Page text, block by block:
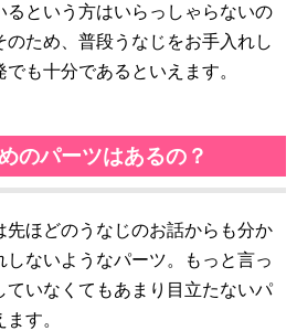
るという方はいらっしゃらないの
ため、普段うなじをお手入れし
も十分であるといえます。
のパーツはあるの？
ほどのうなじのお話からも分か
しないようなパーツ。もっと言っ
ていなくてもあまり目立たないパ
す。